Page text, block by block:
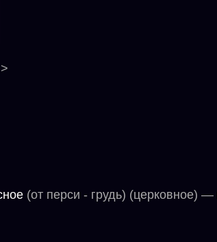
>
(от перси - грудь) (церковное) —